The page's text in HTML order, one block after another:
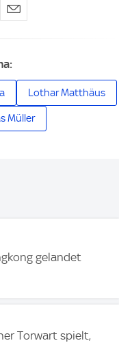
Lothar Matthäus
Müller
gelandet
Torwart spielt,